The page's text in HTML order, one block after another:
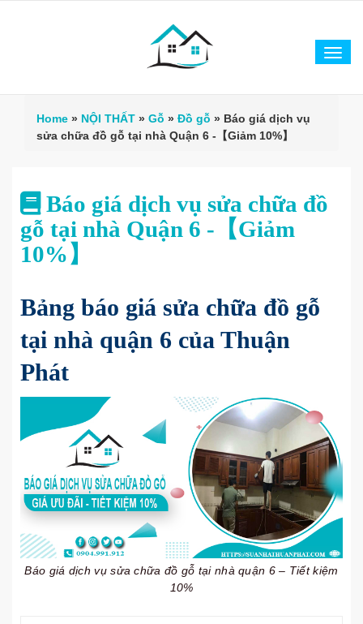
Home » NỘI THẤT » Gỗ » Đồ gỗ » Báo giá dịch vụ
sửa chữa đồ gỗ tại nhà Quận 6 -【Giảm 10%】
Báo giá dịch vụ sửa chữa đồ
gỗ tại nhà Quận 6 -【Giảm
10%】
Bảng báo giá sửa chữa đồ gỗ
tại nhà quận 6 của Thuận
Phát
Báo giá dịch vụ sửa chữa đồ gỗ tại nhà quận 6 – Tiết kiệm
10%